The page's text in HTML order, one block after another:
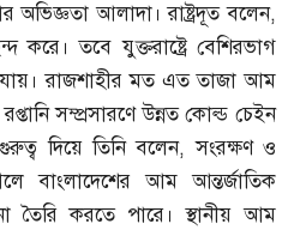
অভিজ্ঞতা আলাদা। রাষ্ট্রদূত বলেন,
তবে যুক্তরাষ্ট্রে বেশিরভাগ
রাজশাহীর মত এত তাজা আম
সম্প্রসারণে উন্নত কোল্ড চেইন
দিয়ে তিনি বলেন,সংরক্ষণ ও
বাংলাদেশের আম আন্তর্জাতিক
তৈরি করতে পারে। স্থানীয় আম